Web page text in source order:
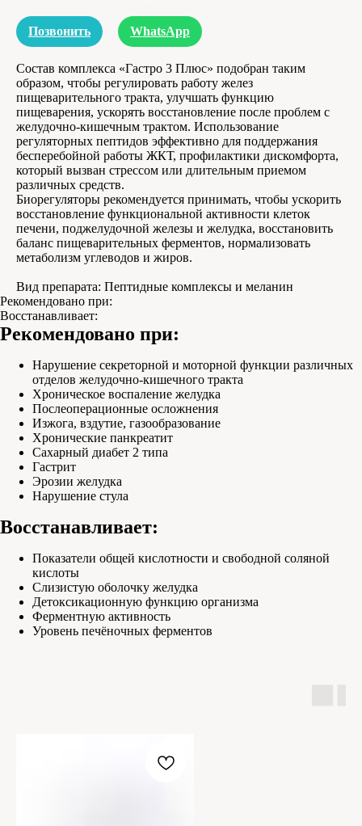
Позвонить WhatsApp
Состав комплекса «Гастро 3 Плюс» подобран таким
образом, чтобы регулировать работу желез
пищеварительного тракта, улучшать функцию
пищеварения, ускорять восстановление после проблем с
желудочно-кишечным трактом. Использование
регуляторных пептидов эффективно для поддержания
бесперебойной работы ЖКТ, профилактики дискомфорта,
который вызван стрессом или длительным приемом
различных средств.
Биорегуляторы рекомендуется принимать, чтобы ускорить
восстановление функциональной активности клеток
печени, поджелудочной железы и желудка, восстановить
баланс пищеварительных ферментов, нормализовать
метаболизм углеводов и жиров.
Вид препарата: Пептидные комплексы и меланин
Рекомендовано при:
Восстанавливает:
Рекомендовано при:
Нарушение секреторной и моторной функции различных
отделов желудочно-кишечного тракта
Хроническое воспаление желудка
Послеоперационные осложнения
Изжога, вздутие, газообразование
Хронические панкреатит
Сахарный диабет 2 типа
Гастрит
Эрозии желудка
Нарушение стула
Восстанавливает:
Показатели общей кислотности и свободной соляной
кислоты
Слизистую оболочку желудка
Детоксикационную функцию организма
Ферментную активность
Уровень печёночных ферментов